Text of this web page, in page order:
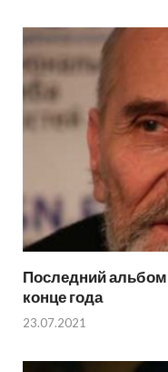
Последний
конце года
23.07.2021